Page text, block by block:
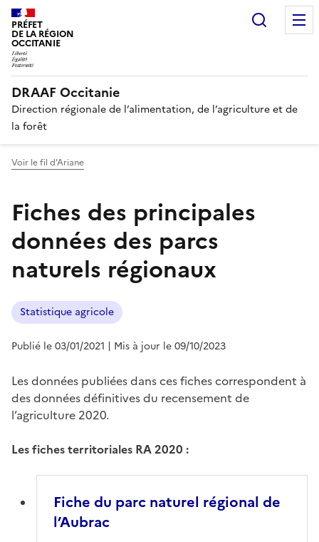
PRÉFET
DE LA RÉGION
OCCITANIE
DRAAF Occitanie
Direction régionale de l’alimentation, de l’agriculture et de
la forêt
Voir le fil d'Ariane
Fiches des principales
données des parcs
naturels régionaux
Statistique agricole
Publié le 03/01/2021 | Mis à jour le 09/10/2023
Les données publiées dans ces fiches correspondent à
des données définitives du recensement de
l’agriculture 2020.
Les fiches territoriales RA 2020 :
Fiche du parc naturel régional de
l’Aubrac